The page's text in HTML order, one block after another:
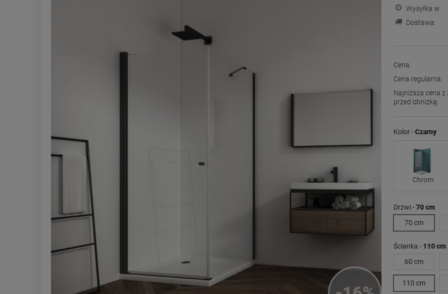
Wysyłka w:
Dostawa:
Cena:
Cena regularna:
Najniższa cena z
przed obniżką:
dni, wyświetlana
sprzedaży.
Kolor -Czarny
Chrom
Drzwi -70 cm
70 cm
Ścianka - 110 cm
60 cm
110 cm